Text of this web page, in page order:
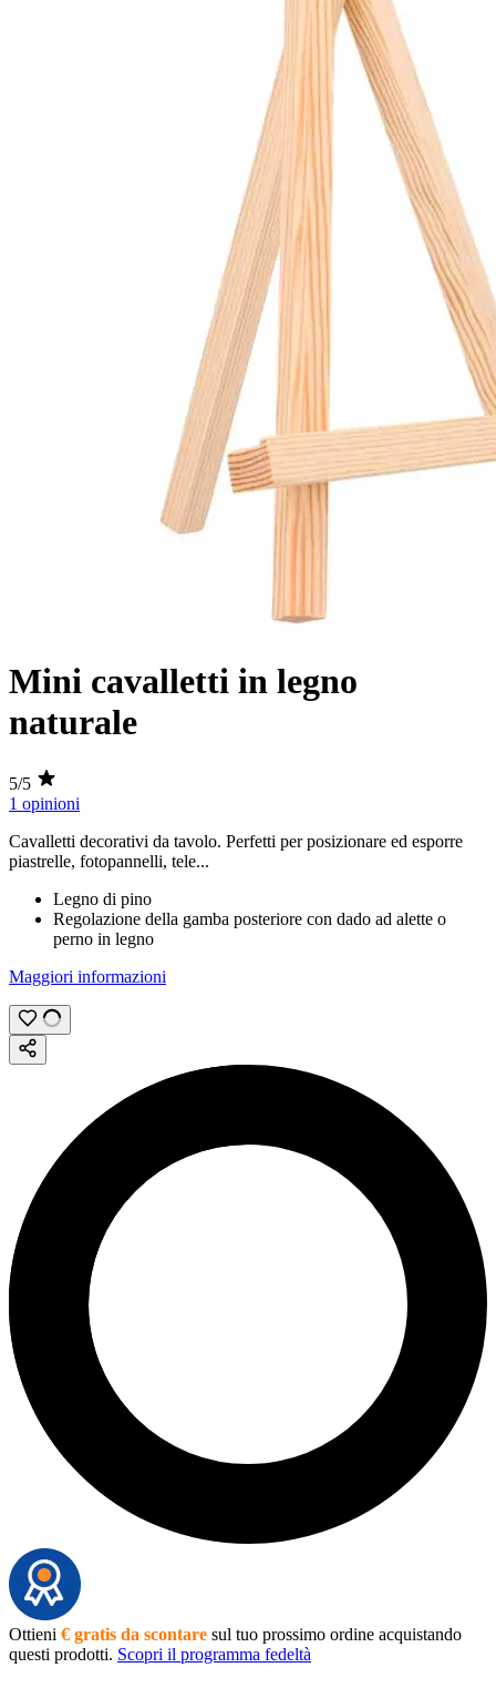
Mini cavalletti in legno
naturale
5/5
1 opinioni
Cavalletti decorativi da tavolo. Perfetti per posizionare ed esporre
piastrelle, fotopannelli, tele...
Legno di pino
Regolazione della gamba posteriore con dado ad alette o
perno in legno
Maggiori informazioni
Ottieni € gratis da scontare sul tuo prossimo ordine acquistando
questi prodotti. Scopri il programma fedeltà